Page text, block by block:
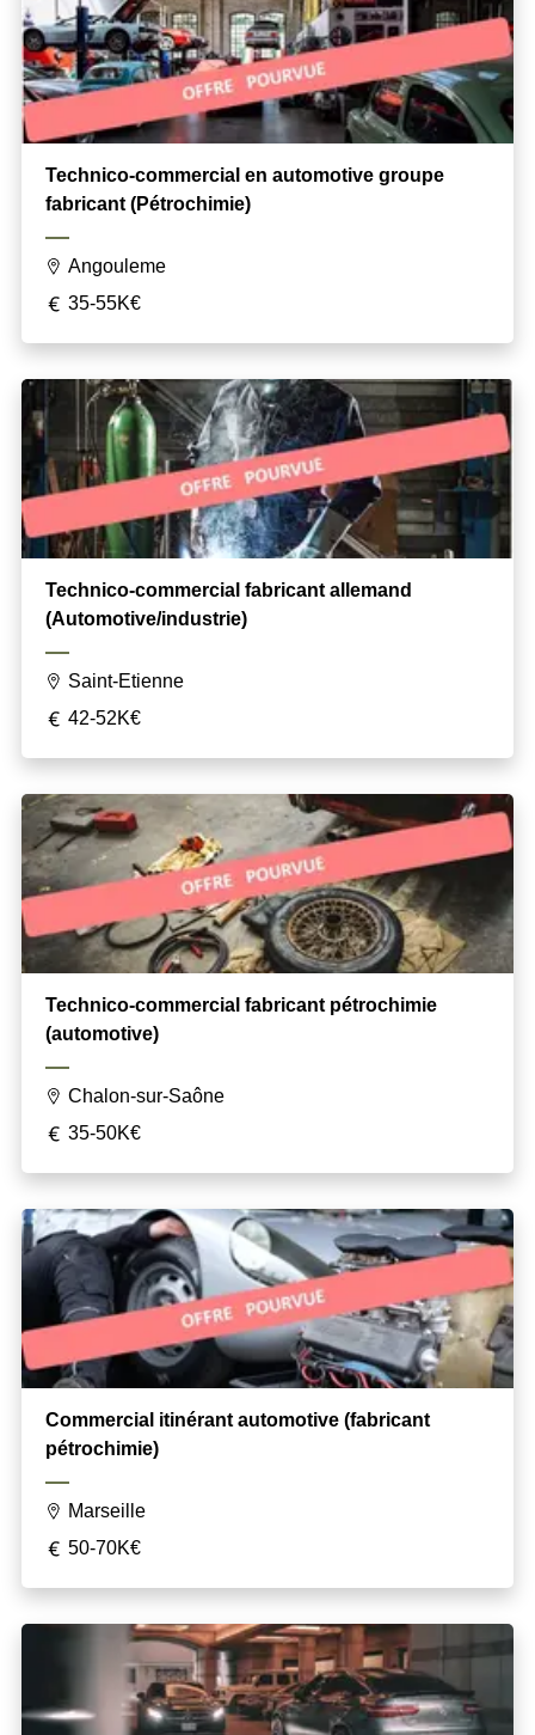
Technico-commercial en automotive groupe
fabricant (Pétrochimie)
Angouleme
35-55K€
Technico-commercial fabricant allemand
(Automotive/industrie)
Saint-Etienne
42-52K€
Technico-commercial fabricant pétrochimie
(automotive)
Chalon-sur-Saône
35-50K€
Commercial itinérant automotive (fabricant
pétrochimie)
Marseille
50-70K€